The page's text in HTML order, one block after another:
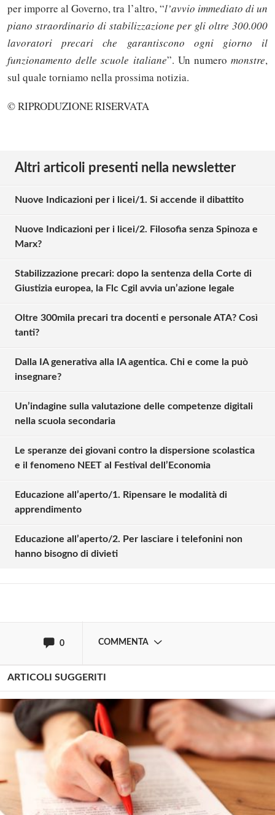
per imporre al Governo, tra l’altro, “l’avvio immediato di un
piano straordinario di stabilizzazione per gli oltre 300.000
lavoratori precari che garantiscono ogni giorno il
funzionamento delle scuole italiane”. Un numero monstre,
sul quale torniamo nella prossima notizia.
© RIPRODUZIONE RISERVATA
Altri articoli presenti nella newsletter
Nuove Indicazioni per i licei/1. Si accende il dibattito
Nuove Indicazioni per i licei/2. Filosofia senza Spinoza e
Marx?
Stabilizzazione precari: dopo la sentenza della Corte di
Giustizia europea, la Flc Cgil avvia un’azione legale
Oltre 300mila precari tra docenti e personale ATA? Così
tanti?
Dalla IA generativa alla IA agentica. Chi e come la può
insegnare?
Un’indagine sulla valutazione delle competenze digitali
nella scuola secondaria
Le speranze dei giovani contro la dispersione scolastica
e il fenomeno NEET al Festival dell’Economia
Educazione all’aperto/1. Ripensare le modalità di
apprendimento
Educazione all’aperto/2. Per lasciare i telefonini non
hanno bisogno di divieti
0 COMMENTA
Solo gli utenti registrati possono
Effettua il Login
ARTICOLI SUGGERITI